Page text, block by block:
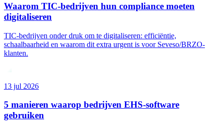
Waarom TIC-bedrijven hun compliance moeten
digitaliseren
TIC-bedrijven onder druk om te digitaliseren: efficiëntie,
schaalbaarheid en waarom dit extra urgent is voor Seveso/BRZO-
klanten.
13 jul 2026
5 manieren waarop bedrijven EHS-software
gebruiken